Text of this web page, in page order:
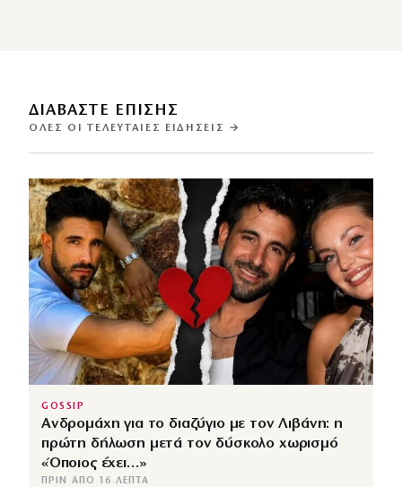
ΔΙΑΒΑΣΤΕ ΕΠΙΣΗΣ
ΌΛΕΣ ΟΙ ΤΕΛΕΥΤΑΊΕΣ ΕΙΔΉΣΕΙΣ →
GOSSIP
Ανδρομάχη για το διαζύγιο με τον Λιβάνη: η
πρώτη δήλωση μετά τον δύσκολο χωρισμό
«Όποιος έχει…»
ΠΡΙΝ ΑΠΌ 16 ΛΕΠΤΆ